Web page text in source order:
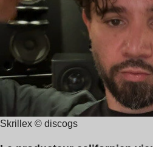
Jane
Skrillex © discogs